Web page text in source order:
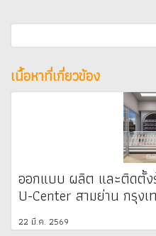
เนื้อหาที่เกี่ยวข้อง
ออกแบบ ผลิต และติดตั้ง
U-Center สามย่าน กรุงเ
22 มี.ค. 2569